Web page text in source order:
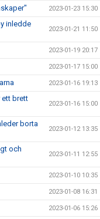
2023-01-23 15:30
inledde
2023-01-21 11:50
2023-01-19 20:17
2023-01-17 15:00
2023-01-16 19:13
ett brett
2023-01-16 15:00
borta
2023-01-12 13:35
och
2023-01-11 12:55
2023-01-10 10:35
2023-01-08 16:31
2023-01-06 15:26